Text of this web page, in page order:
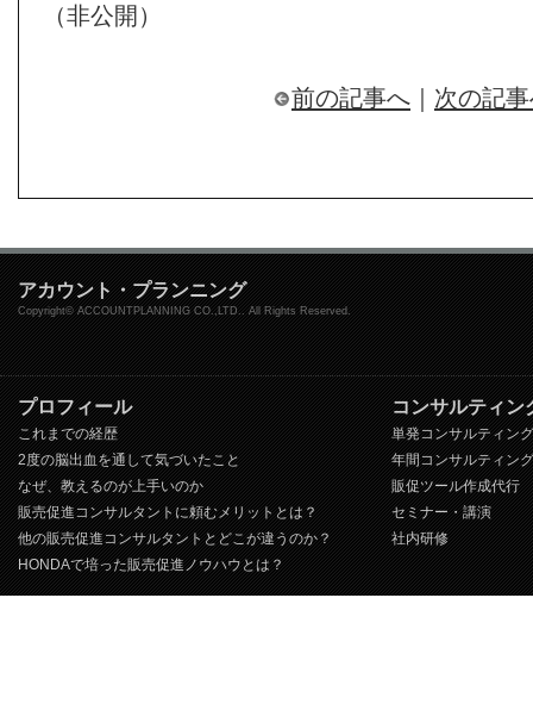
（非公開）
前の記事へ ｜ 次の記
アカウント・プランニング
Copyright© ACCOUNTPLANNING CO.,LTD.. All Rights Reserved.
プロフィール
これまでの経歴
2度の脳出血を通して気づいたこと
なぜ、教えるのが上手いのか
販売促進コンサルタントに頼むメリットとは？
他の販売促進コンサルタントとどこが違うのか？
HONDAで培った販売促進ノウハウとは？
コンサルティン
単発コンサルティング
年間コンサルティング
販促ツール作成代行
セミナー・講演
社内研修